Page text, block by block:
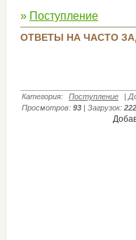
» Поступление
ОТВЕТЫ НА ЧАСТО
Категория: Поступление |
Просмотров: 93 | Загрузок: 222